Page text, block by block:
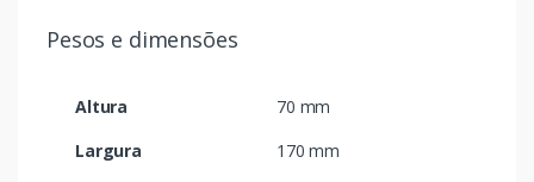
Pesos e dimensões
Altura
70 mm
Largura
170 mm